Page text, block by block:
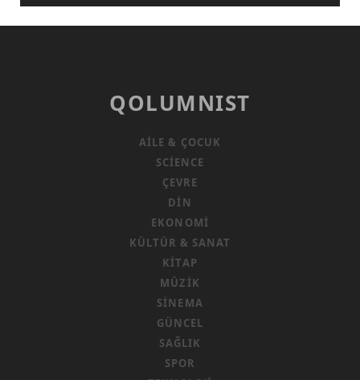
QOLUMNIST
AILE & ÇOCUK
SCIENCE
ÇEVRE
DIN
EKONOMI
KÜLTÜR & SANAT
KITAP
MÜZIK
SINEMA
GÜNCEL
SAĞLIK
SPOR